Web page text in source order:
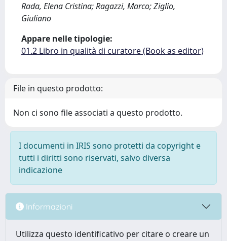
Rada, Elena Cristina; Ragazzi, Marco; Ziglio,
Giuliano
Appare nelle tipologie:
01.2 Libro in qualità di curatore (Book as editor)
File in questo prodotto:
Non ci sono file associati a questo prodotto.
I documenti in IRIS sono protetti da copyright e
tutti i diritti sono riservati, salvo diversa
indicazione
Informazioni
Utilizza questo identificativo per citare o creare un